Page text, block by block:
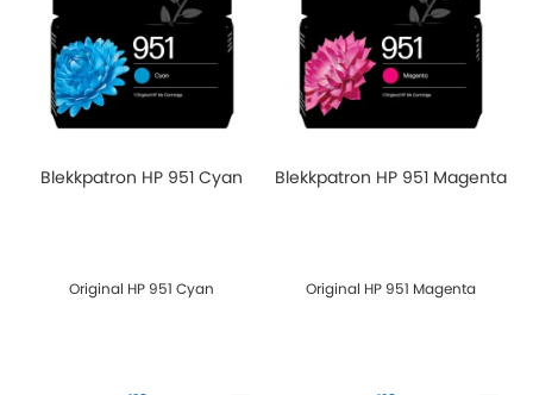
Blekkpatron HP 951 Cyan
Original HP 951 Cyan
Blekkpatron HP 951 Magenta
Original HP 951 Magenta